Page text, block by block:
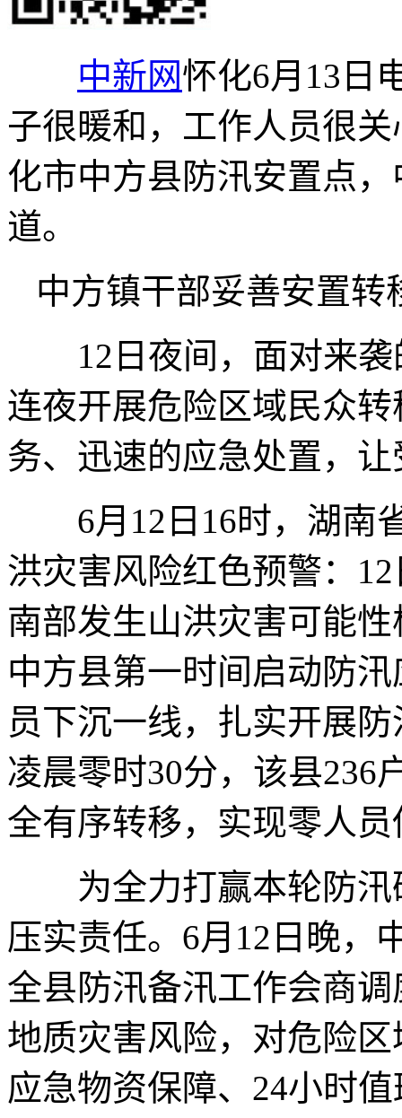
中新网怀化6月13日
子很暖和，工作人员很
化市中方县防汛安置点
道。
中方镇干部妥善安置
12日夜间，面对来袭
连夜开展危险区域民众
务、迅速的应急处置，
6月12日16时，湖南
洪灾害风险红色预警：
南部发生山洪灾害可能
中方县第一时间启动防
员下沉一线，扎实开展
凌晨零时30分，该县236
全有序转移，实现零人员
为全力打赢本轮防汛
压实责任。6月12日晚，
全县防汛备汛工作会商
地质灾害风险，对危险
应急物资保障、24小时